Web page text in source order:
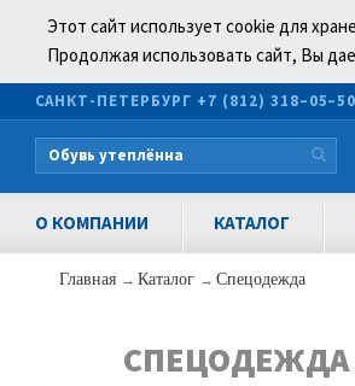
Этот сайт использует cookie для
Продолжая использовать сайт, Вы
САНКТ-ПЕТЕРБУРГ +7 (812) 318–05–50
О КОМПАНИИ КАТАЛОГ
Главная → Каталог → Спецодежда
СПЕЦОДЕЖДА